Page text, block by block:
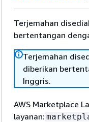
Terjemahan
bertentangan
Terjemahan
diberikan
Inggris.
AWS Marketplace
layanan: